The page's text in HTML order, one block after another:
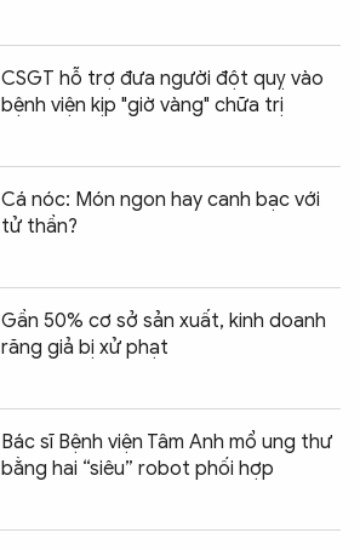
CSGT hỗ trợ đưa người đột quỵ vào
bệnh viện kịp "giờ vàng" chữa trị
Cá nóc: Món ngon hay canh bạc với
tử thần?
Gần 50% cơ sở sản xuất, kinh doanh
răng giả bị xử phạt
Bác sĩ Bệnh viện Tâm Anh mổ ung thư
bằng hai “siêu” robot phối hợp